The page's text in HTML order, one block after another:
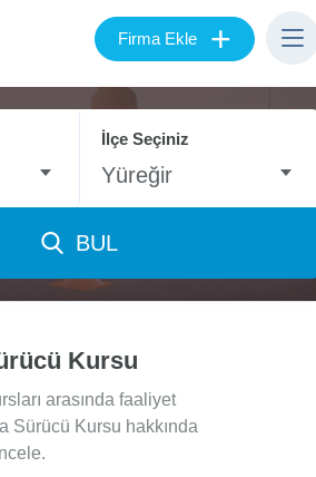
Firma Ekle +
İlçe Seçiniz
Yüreğir
BUL
Kursu
arasında faaliyet
Sürücü Kursu hakkında